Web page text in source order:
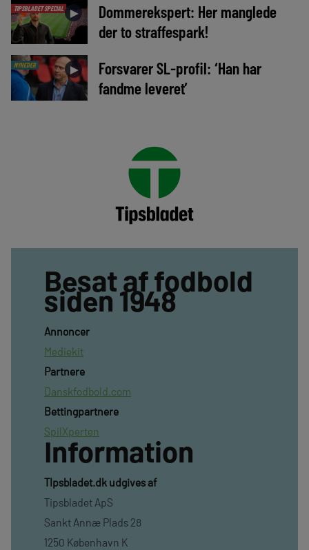
TIPSBLADET SPECIAL ►
Dommerekspert: Her manglede
der to straffespark!
NYHEDER ►
Forsvarer SL-profil: ‘Han har
fandme leveret’
Besat af fodbold
siden 1948
Annoncer
Mediekit
Partnere
Danskfodbold.com
Bettingpartnere
SpilXperten
Information
TIpsbladet.dk udgives af
Tipsbladet ApS
Sankt Annæ Plads 28
1250 København K